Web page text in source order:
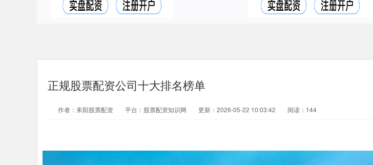
正规股票配资公司十大排名榜单
作者：耒阳股票配资 平台：股票配资知识网 更新：2026-05-22 10:03:42 阅读：144